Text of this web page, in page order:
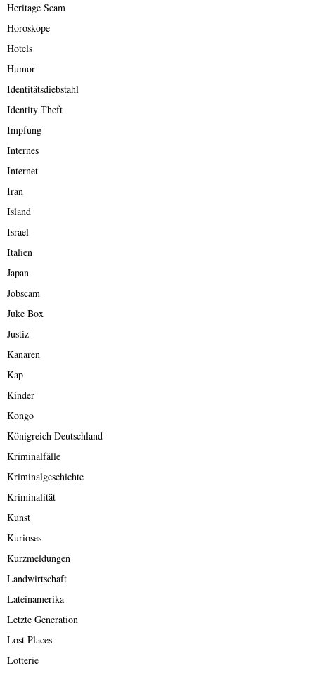
Heritage Scam
Horoskope
Hotels
Humor
Identitätsdiebstahl
Identity Theft
Impfung
Internes
Internet
Iran
Island
Israel
Italien
Japan
Jobscam
Juke Box
Justiz
Kanaren
Kap
Kinder
Kongo
Königreich Deutschland
Kriminalfälle
Kriminalgeschichte
Kriminalität
Kunst
Kurioses
Kurzmeldungen
Landwirtschaft
Lateinamerika
Letzte Generation
Lost Places
Lotterie